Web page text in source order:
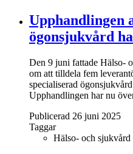
Upphandlingen
ögonsjukvård
Den 9 juni fattade Hälso-
om att tilldela fem
specialiserad
Upphandlingen har nu
Publicerad 26 juni 2025
Taggar
Hälso- och sjukvård